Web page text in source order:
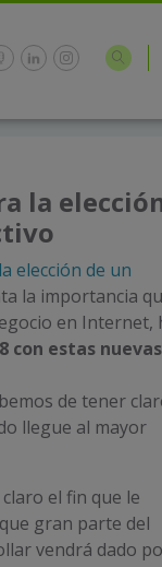
la
elección de un
la importancia
en Internet,
con estas nuevas
de tener
llegue al mayor
el fin que le
gran parte del
vendrá dado